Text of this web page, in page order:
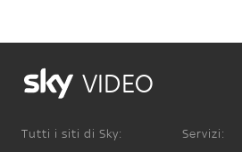
VIDEO
Tutti i siti di Sky: Servizi: